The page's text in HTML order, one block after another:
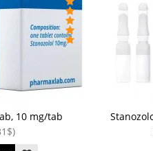
10 mg/tab